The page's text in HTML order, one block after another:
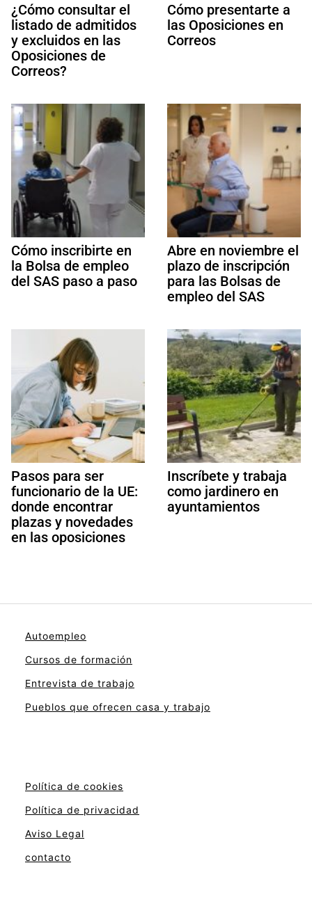
¿Cómo consultar el
listado de admitidos
y excluidos en las
Oposiciones de
Correos?
Cómo presentarte a
las Oposiciones en
Correos
Cómo inscribirte en
la Bolsa de empleo
del SAS paso a paso
Abre en noviembre el
plazo de inscripción
para las Bolsas de
empleo del SAS
Pasos para ser
funcionario de la UE:
donde encontrar
plazas y novedades
en las oposiciones
Inscríbete y trabaja
como jardinero en
ayuntamientos
Autoempleo
Cursos de formación
Entrevista de trabajo
Pueblos que ofrecen casa y trabajo
Política de cookies
Política de privacidad
Aviso Legal
contacto